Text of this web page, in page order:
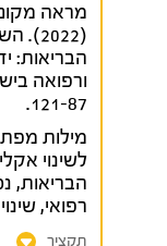
מראה
הבריאות:
ורפואה
121-87.
מילות
לשינוי
הבריאות,
רפואי,
תקציר